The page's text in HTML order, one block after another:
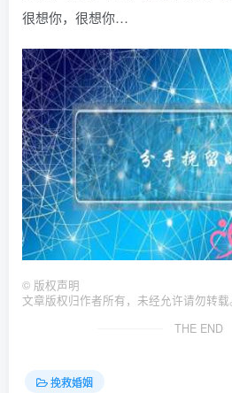
很想你，很想你…
© 版权声明
文章版权归作者所有，未经允许请勿转载
THE END
挽救婚姻